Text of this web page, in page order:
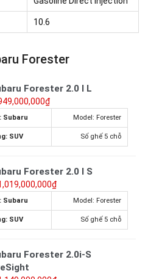
10.6
Forester
Forester 2.0 I L
Subaru Model: Forester
SUV Số ghế 5 chỗ
Forester 2.0 I S
Subaru Model: Forester
SUV Số ghế 5 chỗ
Forester 2.0i-S